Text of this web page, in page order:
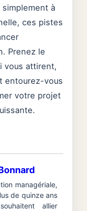
à
ces pistes
Prenez le
vous attirent,
entourez-vous
votre projet
managériale,
de quinze ans
allier